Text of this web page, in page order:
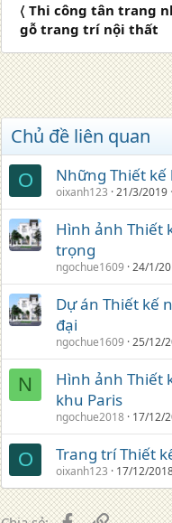
〈 Thi công tân trang
gỗ trang trí nội thất
Chủ đề liên quan
O Những Thiết
oixanh123 21/3/2019
Hình ảnh Thiết
trọng
ngochue1609 24/1/
Dự án Thiết kế
đại
ngochue1609 25/12/
N
Hình ảnh Thiết
khu Paris
ngochue2018 17/12/
O Trang trí Thiết
oixanh123 17/12/